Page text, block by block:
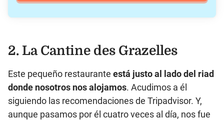
2. La Cantine des Grazelles
Este pequeño restaurante está justo al lado del riad
donde nosotros nos alojamos. Acudimos a él
siguiendo las recomendaciones de Tripadvisor. Y,
aunque pasamos por él cuatro veces al día, nos fue